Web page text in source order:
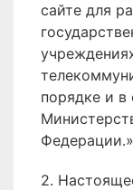
сайте для
порядке и в
2.